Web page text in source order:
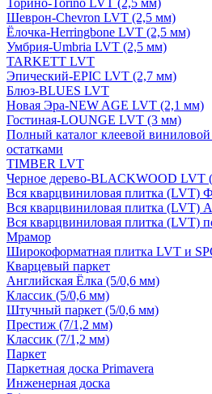
Торино-Torino LVT (2,5 мм)
Шеврон-Chevron LVT (2,5 мм)
Ёлочка-Herringbone LVT (2,5 мм)
Умбрия-Umbria LVT (2,5 мм)
TARKETT LVT
Эпический-EPIC LVT (2,7 мм)
Блюз-BLUES LVT
Новая Эра-NEW AGE LVT (2,1 мм)
Гостиная-LOUNGE LVT (3 мм)
Полный каталог клеевой
остатками
TIMBER LVT
Черное дерево-BLACKWOOD LVT
Вся кварцвиниловая плитка (LVT)
Вся кварцвиниловая плитка (LVT)
Вся кварцвиниловая плитка (LVT)
Мрамор
Широкоформатная плитка LVT и
Кварцевый паркет
Английская Ёлка (5/0,6 мм)
Классик (5/0,6 мм)
Штучный паркет (5/0,6 мм)
Престиж (7/1,2 мм)
Классик (7/1,2 мм)
Паркет
Паркетная доска Primavera
Инженерная доска